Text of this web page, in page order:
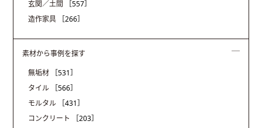
玄関／土間
［557］
造作家具
［266］
素材から事例を探す
無垢材
［531］
タイル
［566］
モルタル
［431］
コンクリート
［203］